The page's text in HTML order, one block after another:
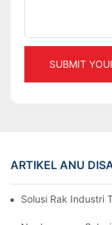
SUBMIT
ARTIKEL ANU
Solusi Rak Industri